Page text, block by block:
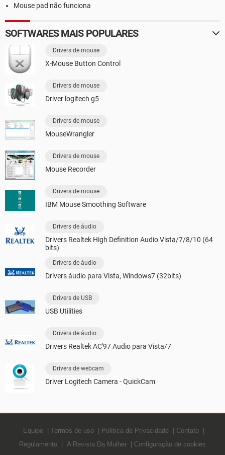
Mouse pad não funciona
SOFTWARES MAIS POPULARES
Drivers de mouse
X-Mouse Button Control
Drivers de mouse
Driver logitech g5
Drivers de mouse
MouseWrangler
Drivers de mouse
Mouse Recorder
Drivers de mouse
IBM Mouse Smoothing Software
Drivers de áudio
Drivers Realtek High Definition Audio Vista/7/8/10 (64
bits)
Drivers de áudio
Drivers áudio para Vista, Windows7 (32bits)
Drivers de USB
USB Utilities
Drivers de áudio
Drivers Realtek AC'97 Audio para Vista/7
Drivers de webcam
Driver Logitech Camera - QuickCam
Equipe Termos de uso Política de Privacidade
Contato
Regulamento
A Revista Da Mulher Configuração de cookies